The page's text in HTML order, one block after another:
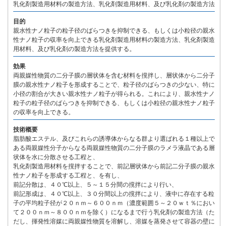
乳化剤製造用材料の製造方法、乳化剤製造用材料、及び乳化剤の製造方法
目的
親水性ナノ粒子の粒子径のばらつきを抑制できる、もしくは小粒径の親水
性ナノ粒子の収率を向上できる乳化剤製造用材料の製造方法、乳化剤製造
用材料、及び乳化剤の製造方法を提供する。
効果
両親媒性物質の二分子膜の層状体を含む材料を撹拌し、層状体から二分子
膜の親水性ナノ粒子を形成することで、粒子径のばらつきの少ない、特に
小径の割合が大きい親水性ナノ粒子が得られる。これにより、親水性ナノ
粒子の粒子径のばらつきを抑制できる、もしくは小粒径の親水性ナノ粒子
の収率を向上できる。
技術概要
脂肪酸エステル、及びこれらの誘導体からなる群より選ばれる１種以上で
ある両親媒性分子からなる両親媒性物質の二分子膜のラメラ液晶である層
状体を水に分散させる工程と、
乳化剤製造用材料を撹拌することで、前記層状体から前記二分子膜の親水
性ナノ粒子を形成する工程と、を有し、
前記分散は、４０℃以上、５～１５分間の撹拌により行い、
前記形成は、４０℃以上、３０分間以上の撹拌により、液中に存在する粒
子の平均粒子径が２０ｎｍ～６００ｎｍ（濃度範囲５～２０ｗｔ％におい
て２００ｎｍ～８００ｎｍを除く）になるまで行う乳化剤の製造方法（た
だし、揮発性溶媒に両親媒性物質を溶解し、溶媒を蒸発させて容器の壁に